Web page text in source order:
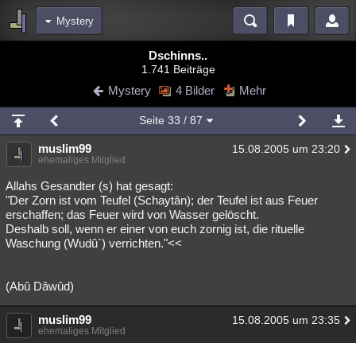
Mystery
Blogs Videos
Chat Wiki Neuigkeiten
meine Rubriken
Menschen Wissenschaft Mystery Kriminalfälle
Spiritualität Verschwörungen
Natur Umfragen Unterhaltung
weitere Rubriken
Astronomie
Musik Clash Verbesserungen Allmystery English
Dschinns..
1.741 Beiträge
Mystery 4 Bilder Mehr
Seite 33 / 87
muslim99 15.08.2005 um 23:20
ehemaliges Mitglied
Allahs Gesandter (s) hat gesagt:
"Der Zorn ist vom Teufel (Schaytân); der Teufel ist aus Feuer
erschaffen; das Feuer wird von Wasser gelöscht.
Deshalb soll, wenn er einer von euch zornig ist, die rituelle
Waschung (Wudû`) verrichten."<<
(Abû Dâwûd)
muslim99 15.08.2005 um 23:35
ehemaliges Mitglied